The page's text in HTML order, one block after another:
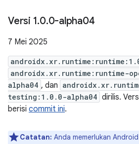
Versi 1.0.0-alpha04
7 Mei 2025
androidx.xr.runtime:runtime-
alpha04 , dan
testing:1.0.0-alpha04 dirilis.
berisi commit ini.
Catatan: Anda memerlukan